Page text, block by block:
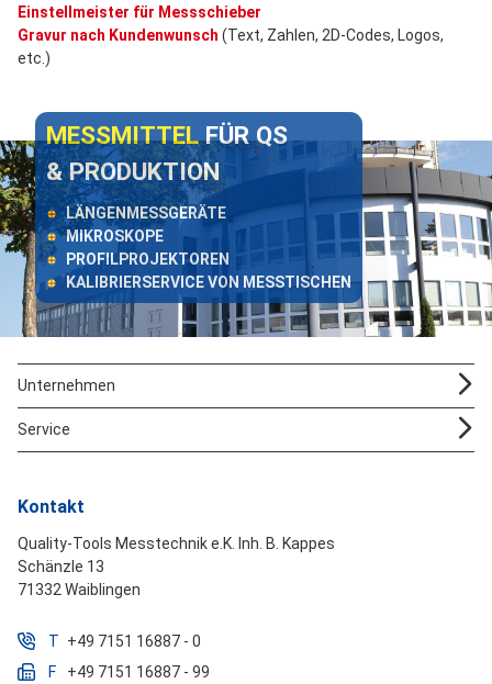
Einstellmeister für Messschieber
Gravur nach Kundenwunsch (Text, Zahlen, 2D-Codes, Logos,
etc.)
MESSMITTELFÜR QS
& PRODUKTION
LÄNGENMESSGERÄTE
MIKROSKOPE
PROFILPROJEKTOREN
KALIBRIERSERVICE VON MESSTISCHEN
Kontakt
Quality-Tools Messtechnik e.K. Inh. B. Kappes
Schänzle 13
71332 Waiblingen
T +49 7151 16887 - 0
F
+49 7151 16887 - 99
Unternehmen
Service